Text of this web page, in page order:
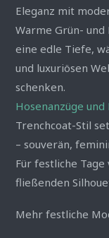
Eleganz mit
Warme Grün-
eine edle Tiefe,
und luxuriösen
schenken.
Hosenanzüge und
Trenchcoat-Stil
– souverän,
Für festliche
fließenden
Mehr festliche